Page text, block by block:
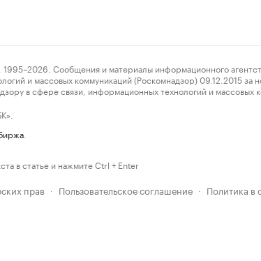
Сообщения и материалы информационного
и массовых коммуникаций (Роскомнадзор) 09.12.2015
в сфере связи, информационных технологий и
в статье и нажмите Ctrl + Enter
прав · Пользовательское соглашение · Политика в